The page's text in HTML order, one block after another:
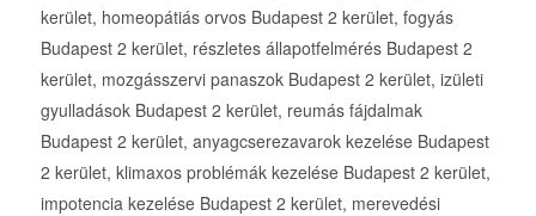
kerület, homeopátiás orvos Budapest 2 kerület, fogyás
Budapest 2 kerület, részletes állapotfelmérés Budapest 2
kerület, mozgásszervi panaszok Budapest 2 kerület, izületi
gyulladások Budapest 2 kerület, reumás fájdalmak
Budapest 2 kerület, anyagcserezavarok kezelése Budapest
2 kerület, klimaxos problémák kezelése Budapest 2 kerület,
impotencia kezelése Budapest 2 kerület, merevedési